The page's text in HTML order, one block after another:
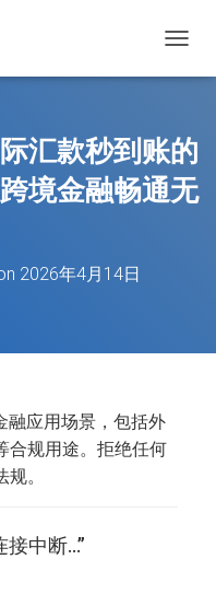
换
汇款秒到账的
境金融畅通无
2026年4月14日
融应用场景，包括外
合规用途。拒绝任何
。
中断…”